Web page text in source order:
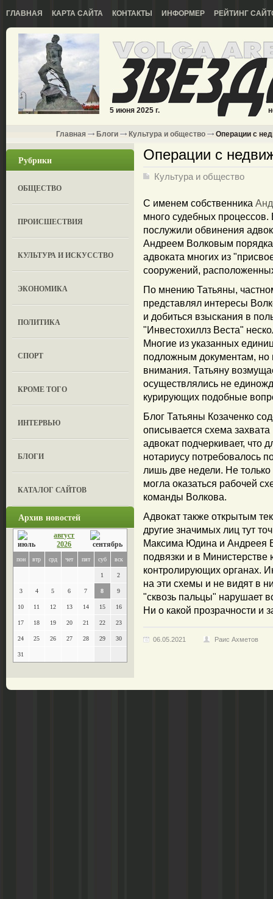
ГЛАВНАЯ КАРТА САЙТА КОНТАКТЫ ИНФОРМЕР РЕЙТИНГ
5 июня 2025 г.
Главная Блоги Культура и общество Операции с
Рубрики
ОБЩЕСТВО
ПРОИСШЕСТВИЯ
КУЛЬТУРА И ИСКУССТВО
ЭКОНОМИКА
ПОЛИТИКА
СПОРТ
КРОМЕ ТОГО
ИНТЕРВЬЮ
БЛОГИ
КАТАЛОГ САЙТОВ
Архив новостей
август
2026
пон втр срд чет пят суб вск
1 2
3 4 5 6 7 8 9
10 11 12 13 14 15 16
17 18 19 20 21 22 23
24 25 26 27 28 29 30
31
Операции с
Культура и общество
С именем собственника
много судебных процессов.
послужили обвинения
Андреем Волковым
адвоката многих из
сооружений,
По мнению Татьяны,
представлял интересы
и добиться взыскания в
"Инвестохиллз Веста"
Многие из указанных
подложным документам, но
внимания. Татьяну
осуществлялись не
курирующих подобные
Блог Татьяны Козаченко
описывается схема
адвокат подчеркивает, что
нотариусу потребовалось
лишь две недели. Не только
могла оказаться рабочей
команды Волкова.
Адвокат также открытым
другие значимых лиц тут
Максима Юдина и Андреея
подвязки и в
контролирующих органах.
на эти схемы и не видят в
"сквозь пальцы"
Ни о какой прозрачности и
06.05.2021 Раис Ахметов